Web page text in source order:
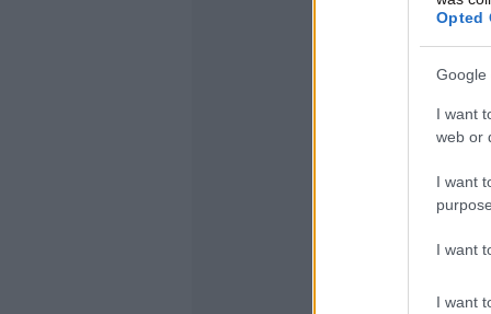
Opted
Google
I want
web or
I want
I want
I want